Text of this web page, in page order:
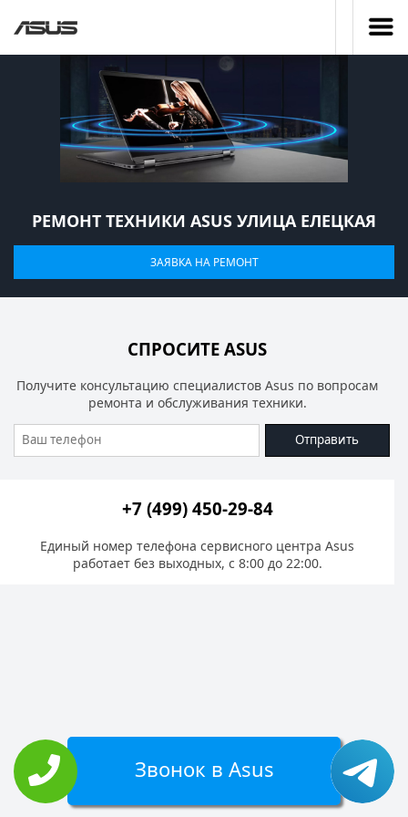
РЕМОНТ ТЕХНИКИ ASUS УЛИЦА ЕЛЕЦКАЯ
ЗАЯВКА НА РЕМОНТ
СПРОСИТЕ ASUS
Получите консультацию специалистов Asus по вопросам
ремонта и обслуживания техники.
Отправить
+7 (499) 450-29-84
Единый номер телефона сервисного центра Asus
работает без выходных, с 8:00 до 22:00.
Звонок в Asus